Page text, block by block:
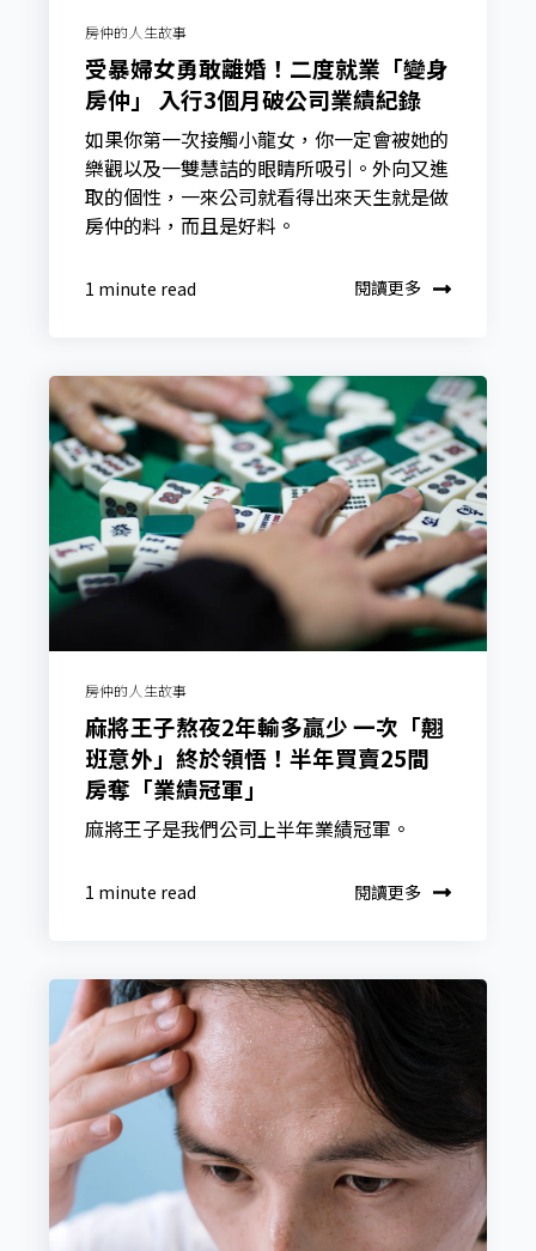
房仲的人生故事
受暴婦女勇敢離婚！二度就業「變身
房仲」 入行3個月破公司業績紀錄
如果你第一次接觸小龍女，你一定會被她的
樂觀以及一雙慧詰的眼睛所吸引。外向又進
取的個性，一來公司就看得出來天生就是做
房仲的料，而且是好料。
1 minute read 閱讀更多
房仲的人生故事
麻將王子熬夜2年輸多贏少 一次「翹
班意外」終於領悟！半年買賣25間
房奪「業績冠軍」
麻將王子是我們公司上半年業績冠軍。
1 minute read 閱讀更多